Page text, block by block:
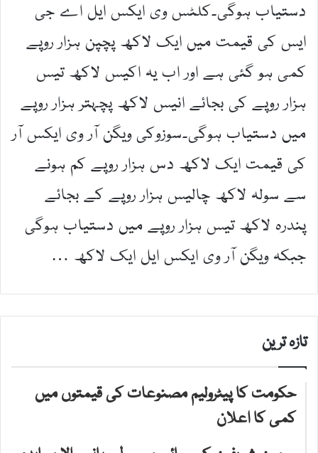
دستیاب ہوگی۔کلٹس وی ایکس ایل اے جی
ایس کی قیمت میں ایک لاکھ پچپن ہزار روپے
کمی ہو گئی ہے اور اب یہ اکیس لاکھ تیس
ہزار روپے کی بجائے انیس لاکھ پچہتر ہزار روپے
میں دستیاب ہوگی۔سوزوکی ویگن آر وی ایکس آر
کی قیمت ایک لاکھ دس ہزار روپے کم ہونے
سے سولہ لاکھ چالیس ہزار روپے کے بجائے
پندرہ لاکھ تیس ہزار روپے میں دستیاب ہوگی
جبکہ ویگن آر وی ایکس ایل ایک لاکھ …
تازہ ترین
حکومت کا پیٹرولیم مصنوعات کی قیمتوں میں
کمی کا اعلان